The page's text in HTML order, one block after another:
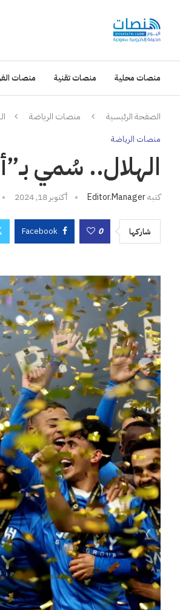
منصات محلية منصات تقنية منصات
الصفحة الرئيسية منصات الرياضة
منصات الرياضة
الهلال.. سُمي
كتبهEditor.manager أكتوبر 18, 2024
شاركها 0
Facebook